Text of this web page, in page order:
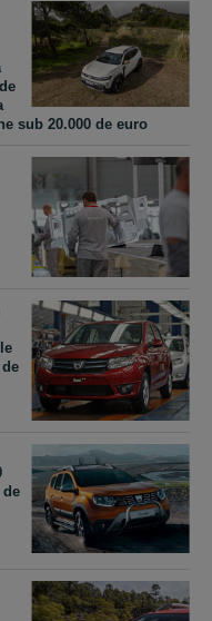
sub 20.000 de euro